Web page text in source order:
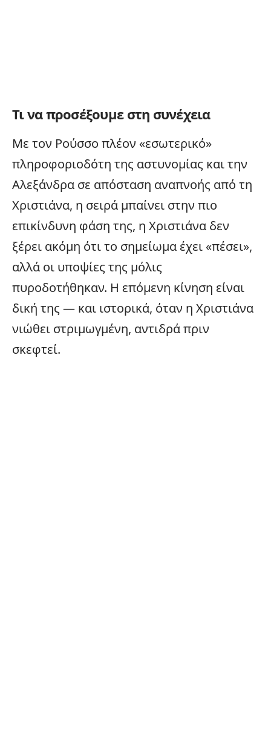
Τι να προσέξουμε στη συνέχεια
Με τον Ρούσσο πλέον «εσωτερικό»
πληροφοριοδότη της αστυνομίας και την
Αλεξάνδρα σε απόσταση αναπνοής από τη
Χριστιάνα, η σειρά μπαίνει στην πιο
επικίνδυνη φάση της, η Χριστιάνα δεν
ξέρει ακόμη ότι το σημείωμα έχει «πέσει»,
αλλά οι υποψίες της μόλις
πυροδοτήθηκαν. Η επόμενη κίνηση είναι
δική της — και ιστορικά, όταν η Χριστιάνα
νιώθει στριμωγμένη, αντιδρά πριν
σκεφτεί.